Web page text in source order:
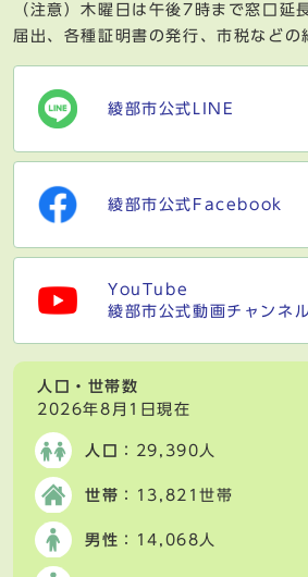
（注意）木曜日は午後7時まで窓口延
届出、各種証明書の発行、市税などの
綾部市公式LINE
綾部市公式Facebook
YouTube
綾部市公式動画チャンネ
人口・世帯数
2026年8月1日現在
人口 ：29,390人
世帯 ：13,821世帯
男性 ：14,068人